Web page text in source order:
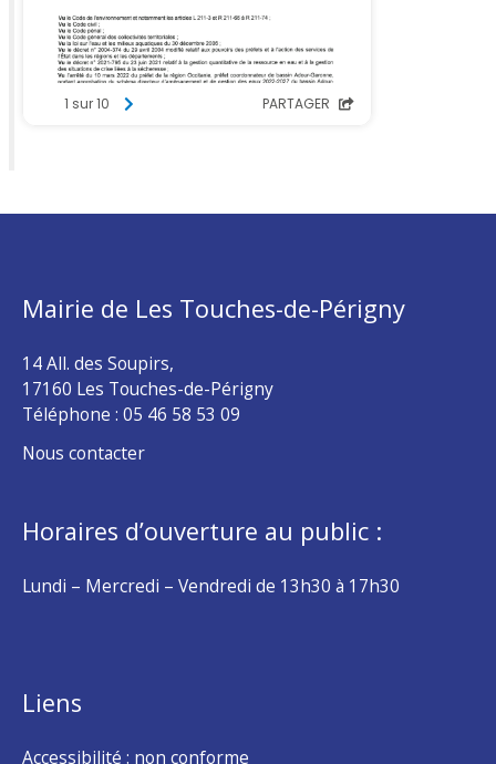
Mairie de Les Touches-de-Périgny
14 All. des Soupirs,
17160 Les Touches-de-Périgny
Téléphone : 05 46 58 53 09
Nous contacter
Horaires d’ouverture au public :
Lundi – Mercredi – Vendredi de 13h30 à 17h30
Liens
Accessibilité : non conforme